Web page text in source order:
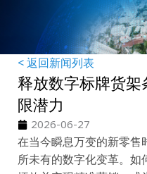
< 返回新闻列表
释放数字标牌货
限潜力
2026-06-27
在当今瞬息万变的新零售
所未有的数字化变革。如